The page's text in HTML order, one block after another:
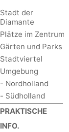
Stadt der
Diamante
Plätze im Zentrum
Gärten und Parks
Stadtviertel
Umgebung
- Nordholland
- Südholland
PRAKTISCHE
INFO.